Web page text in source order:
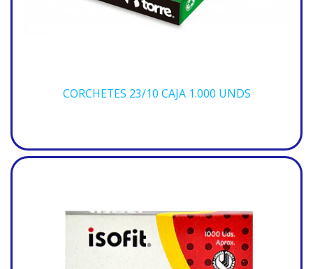
CORCHETES 23/10 CAJA 1.000 UNDS